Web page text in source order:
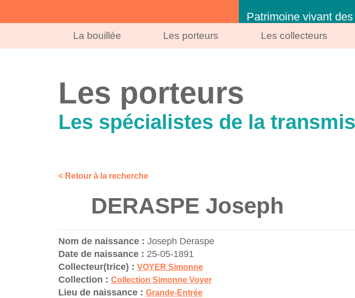
Patrimoine vivant
La bouillée Les porteurs Les collecteurs
Les porteurs
Les spécialistes de la
< Retour à la recherche
DERASPE Joseph
Nom de naissance : Joseph Deraspe
Date de naissance : 25-05-1891
Collecteur(trice) : VOYER Simonne
Collection : Collection Simonne Voyer
Lieu de naissance : Grande-Entrée